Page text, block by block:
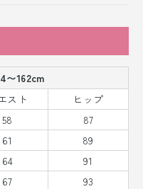
〜162cm
スト
ヒップ
58
87
61
89
64
91
67
93